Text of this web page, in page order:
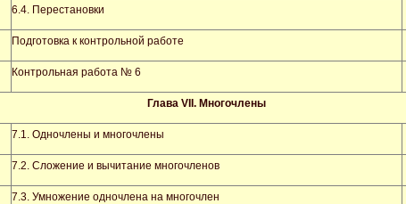
6.4. Перестановки
Подготовка к контрольной работе
Контрольная работа № 6
Глава VII . Многочлены
7.1. Одночлены и многочлены
7.2. Сложение и вычитание многочленов
7.3. Умножение одночлена на многочлен